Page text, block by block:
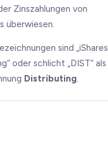
Zinszahlungen von
überwiesen.
sind „iShares
oder schlicht „DIST“ als
Distributing.